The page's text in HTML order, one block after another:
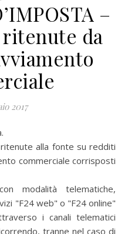
–
da
2017
alla fonte su redditi
commerciale corrisposti
modalità telematiche,
"F24 web" o "F24 online"
i canali telematici
tranne nel caso di